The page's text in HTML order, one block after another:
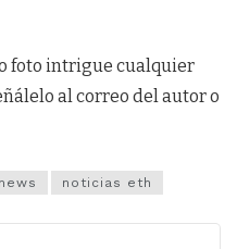
foto intrigue cualquier
al correo del autor o
noticias eth